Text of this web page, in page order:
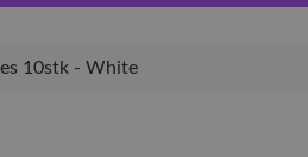
10stk - White